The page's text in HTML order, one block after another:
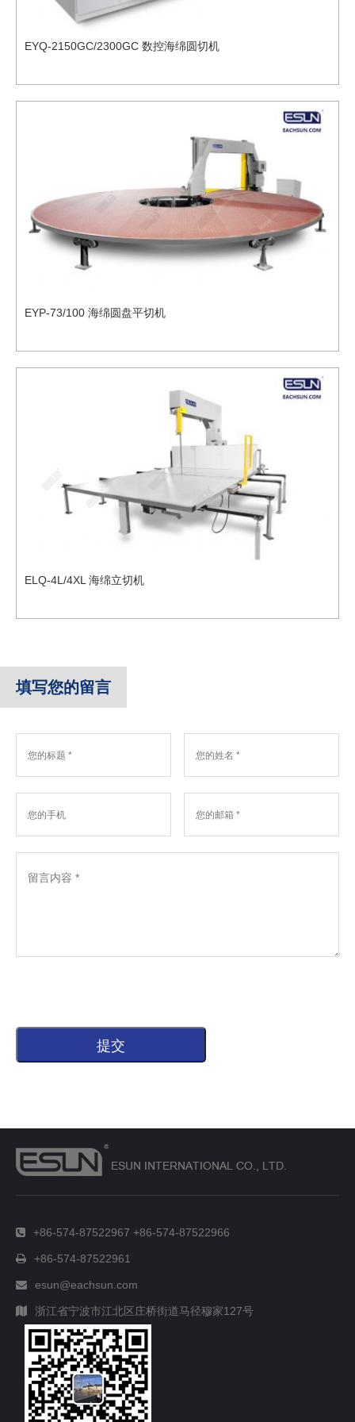
EYQ-2150GC/2300GC 数控海绵圆切机
EYP-73/100 海绵圆盘平切机
ELQ-4L/4XL 海绵立切机
+86-574-87522967 +86-574-87522966
+86-574-87522961
esun@eachsun.com
浙江省宁波市江北区庄桥街道马径穆家127号